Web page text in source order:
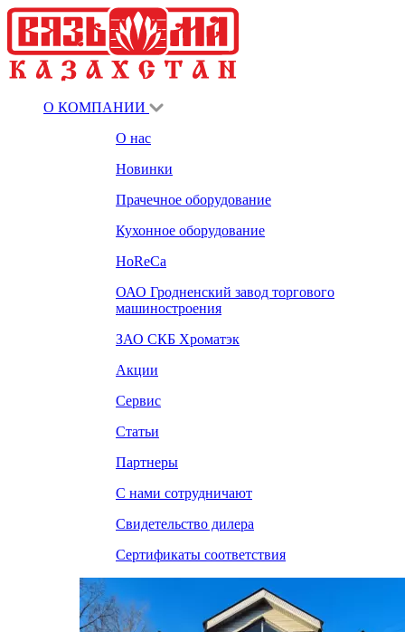
О КОМПАНИИ
О нас
Новинки
Прачечное оборудование
Кухонное оборудование
HoReCa
ОАО Гродненский завод торгового
машиностроения
ЗАО СКБ Хроматэк
Акции
Сервис
Статьи
Партнеры
С нами сотрудничают
Свидетельство дилера
Сертификаты соответствия